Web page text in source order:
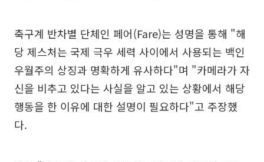
축구계 반차별 단체인 페어(Fare)는 성명을 통해 "해
당 제스처는 국제 극우 세력 사이에서 사용되는 백인
우월주의 상징과 명확하게 유사하다"며 "카메라가 자
신을 비추고 있다는 사실을 알고 있는 상황에서 해당
행동을 한 이유에 대한 설명이 필요하다"고 주장했
다.